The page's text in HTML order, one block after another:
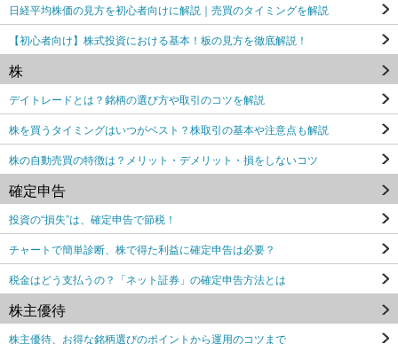
日経平均株価の見方を初心者向けに解説｜売買のタイミングを解説
【初心者向け】株式投資における基本！板の見方を徹底解説！
株
デイトレードとは？銘柄の選び方や取引のコツを解説
株を買うタイミングはいつがベスト？株取引の基本や注意点も解説
株の自動売買の特徴は？メリット・デメリット・損をしないコツ
確定申告
投資の“損失”は、確定申告で節税！
チャートで簡単診断、株で得た利益に確定申告は必要？
税金はどう支払うの？「ネット証券」の確定申告方法とは
株主優待
株主優待、お得な銘柄選びのポイントから運用のコツまで